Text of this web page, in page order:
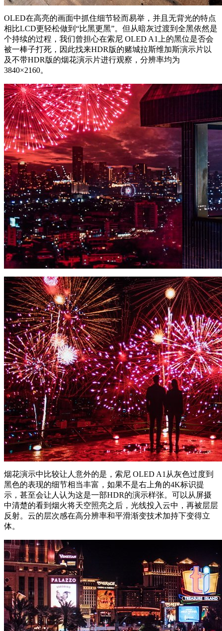
OLED在高亮的画面中抓住细节轻而易举，并且无背光的特点
相比LCD更轻松做到“比黑更黑”。但从暗灰过渡到全黑依然是
个持续的过程，我们曾担心在索尼 OLED A1上的黑位是否会
被一棒子打死，因此找来HDR版的赌城拉斯维加斯演示片以
及不带HDR版的烟花演示片进行观察，分辨率均为
3840×2160。
烟花演示中比较让人意外的是，索尼 OLED A1从灰色过度到
黑色的表现的细节相当丰富，如果不是右上角的4K标识提
示，甚至会让人认为这是一部HDR的演示样张。可以从屏摄
中清楚的看到烟火将天空照亮之后，光线投入云中，再被层层
反射。云的层次感在高分辨率和平滑渐变技术加持下变得立
体。